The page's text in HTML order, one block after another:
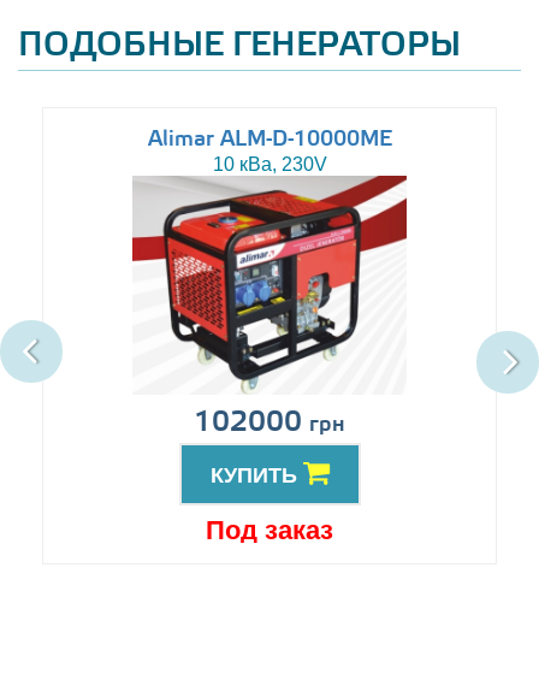
ПОДОБНЫЕ ГЕНЕРАТОРЫ
Alimar ALM-D-10000ME
10 кВа, 230V
102000 грн
КУПИТЬ
Под заказ